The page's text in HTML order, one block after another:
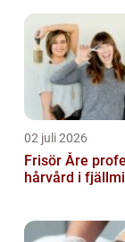
p...
02 juli 2026
Frisör Åre professionell
hårvård i